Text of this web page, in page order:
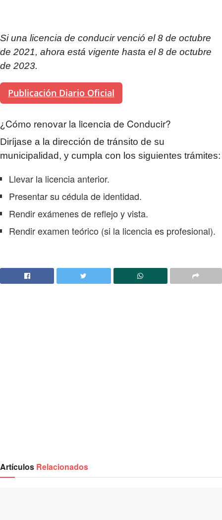
Si una licencia de conducir venció el 8 de octubre
de 2021, ahora está vigente hasta el 8 de octubre
de 2023.
Publicación Diario Oficial
¿Cómo renovar la licencia de Conducir?
Diríjase a la dirección de tránsito de su
municipalidad, y cumpla con los siguientes trámites:
Llevar la licencia anterior.
Presentar su cédula de identidad.
Rendir exámenes de reflejo y vista.
Rendir examen teórico (si la licencia es profesional).
Artículos Relacionados